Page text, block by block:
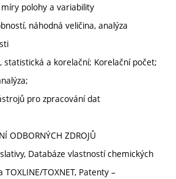
polohy a variability
náhodná veličina, analýza
statistická a korelační; Korelační počet;
pro zpracování dat
ODBORNÝCH ZDROJŮ
Databáze vlastností chemických
TOXNET, Patenty –